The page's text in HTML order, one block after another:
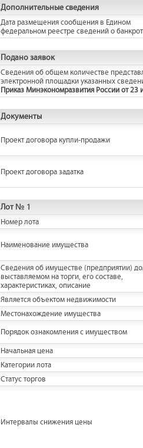
Дополнительные сведения
Дата размещения сообщения в Едином
федеральном реестре сведений о
Подано заявок
Сведения об общем количестве
электронной площадки указанных
Приказ Минэкономразвития России от 23
Документы
Проект договора купли-продажи
Проект договора задатка
Лот № 1
Номер лота
Наименование имущества
Cведения об имуществе (предприятии)
выставляемом на торги, его составе,
характеристиках, описание
Является объектом недвижимости
Местонахождение имущества
Порядок ознакомления с имуществом
Начальная цена
Категории лота
Статус торгов
Интервалы снижения цены